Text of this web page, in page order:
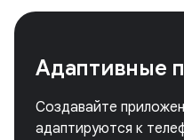
Адаптивные
Создавайте
адаптируются к